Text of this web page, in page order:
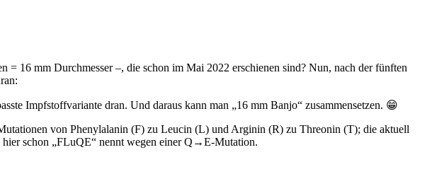
16 mm Durchmesser –, die schon im Mai 2022 erschienen sind? Nun, nach der fünften
Impfstoffvariante dran. Und daraus kann man „16 mm Banjo“ zusammensetzen. 😁
von Phenylalanin (F) zu Leucin (L) und Arginin (R) zu Threonin (T); die aktuell
hier schon „FLuQE“ nennt wegen einer Q→E-Mutation.